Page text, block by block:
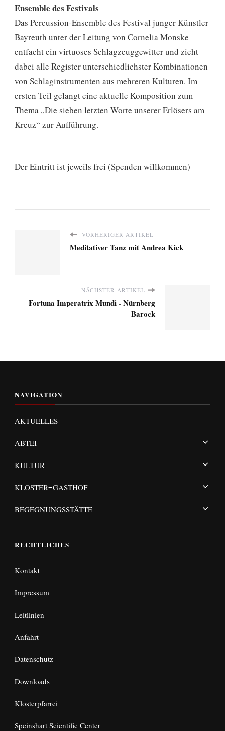
Ensemble des Festivals
Das Percussion-Ensemble des Festival junger Künstler
Bayreuth unter der Leitung von Cornelia Monske
entfacht ein virtuoses Schlagzeuggewitter und zieht
dabei alle Register unterschiedlichster Kombinationen
von Schlaginstrumenten aus mehreren Kulturen. Im
ersten Teil gelangt eine aktuelle Komposition zum
Thema „Die sieben letzten Worte unserer Erlösers am
Kreuz“ zur Aufführung.
Der Eintritt ist jeweils frei (Spenden willkommen)
VORHERIGER ARTIKEL
Meditativer Tanz mit Andrea Kick
NÄCHSTER ARTIKEL
Fortuna Imperatrix Mundi - Nürnberg
Barock
NAVIGATION
AKTUELLES
ABTEI
KULTUR
KLOSTER=GASTHOF
BEGEGNUNGSSTÄTTE
RECHTLICHES
Kontakt
Impressum
Leitlinien
Anfahrt
Datenschutz
Downloads
Klosterpfarrei
Speinshart Scientific Center